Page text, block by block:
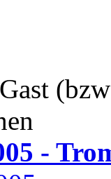
-